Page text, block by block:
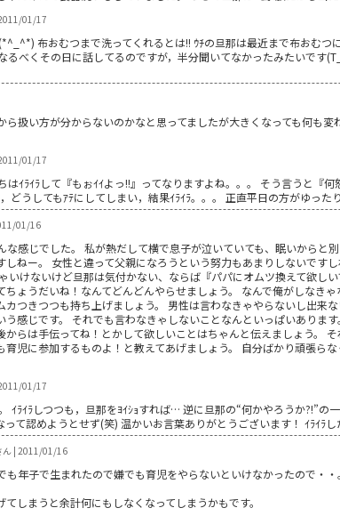
01/17
布おむつまで洗ってくれるとは!! ｳﾁの旦那は最近まで布おむ
るべくその日に話してるのですが，半分聞いてなかったみたいです
ら扱い方が分からないのかなと思ってましたが大きくなっても何も
01/17
はｲﾗｲﾗして『もぉｲｲよっ!!』ってなりますよね。。。 そう言うと『
どうしてもｱﾃにしてしまい，結果ｲﾗｲﾗ。。。 正直平日の方がゆった
01/16
な感じでした。 私が熱だして横で息子が泣いていても、眠いからと
しねー。 女性と違って父親になろうという努力もあまりしないです
いけないけど旦那は気付かない、ならば『パパにオムツ換えて欲し
ちょうだいね！なんてどんどんやらせましょう。 なんで俺がしなき
カつきつつも持ち上げましょう。 男性は言わなきゃやらないし出来
う感じです。 それでも言わなきゃしないことなんといっぱいありま
からは手伝ってね！とかして欲しいことはちゃんと伝えましょう。
育児に参加するものよ！と教えてあげましょう。 自分ばかり頑張ら
01/17
ｲﾗｲﾗしつつも，旦那をﾖｲｼｮすれば… 逆に旦那の“何かやろうか?!”
て認めようとせず(笑) 温かいお言葉ありがとうございます！ ｲﾗｲﾗ
ん | 2011/01/16
も年子で生まれたので嫌でも育児をやらないといけなかったので・
しまうと余計何にもしなくなってしまうかもです。